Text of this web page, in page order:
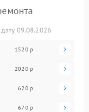
09.08.2026
1520 р
2020 р
620 р
670 р